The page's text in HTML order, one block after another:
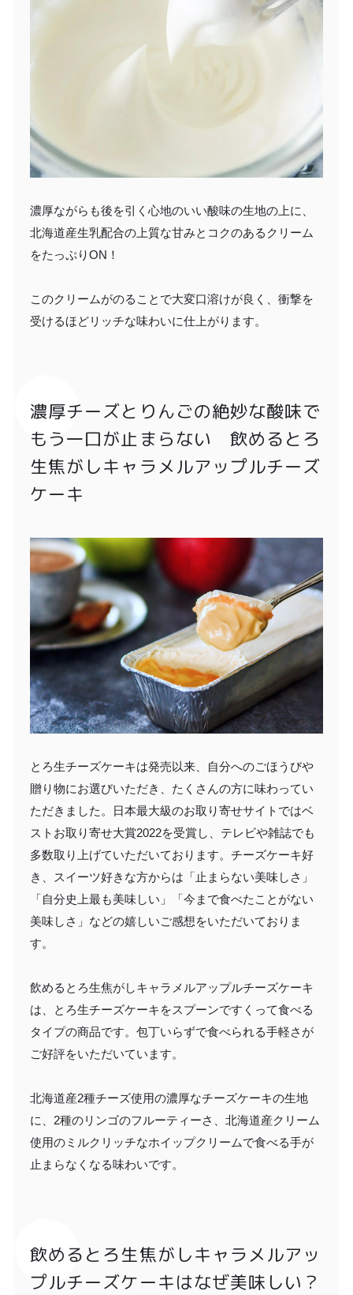
濃厚ながらも後を引く心地のいい酸味の生地の上に、
北海道産生乳配合の上質な甘みとコクのあるクリーム
をたっぷりON！
このクリームがのることで大変口溶けが良く、衝撃を
受けるほどリッチな味わいに仕上がります。
濃厚チーズとりんごの絶妙な酸味で
もう一口が止まらない 飲めるとろ
生焦がしキャラメルアップルチーズ
ケーキ
とろ生チーズケーキは発売以来、自分へのごほうびや
贈り物にお選びいただき、たくさんの方に味わってい
ただきました。日本最大級のお取り寄せサイトではベ
ストお取り寄せ大賞2022を受賞し、テレビや雑誌でも
多数取り上げていただいております。チーズケーキ好
き、スイーツ好きな方からは「止まらない美味しさ」
「自分史上最も美味しい」「今まで食べたことがない
美味しさ」などの嬉しいご感想をいただいておりま
す。
飲めるとろ生焦がしキャラメルアップルチーズケーキ
は、とろ生チーズケーキをスプーンですくって食べる
タイプの商品です。包丁いらずで食べられる手軽さが
ご好評をいただいています。
北海道産2種チーズ使用の濃厚なチーズケーキの生地
に、2種のリンゴのフルーティーさ、北海道産クリーム
使用のミルクリッチなホイップクリームで食べる手が
止まらなくなる味わいです。
飲めるとろ生焦がしキャラメルアッ
プルチーズケーキはなぜ美味しい？